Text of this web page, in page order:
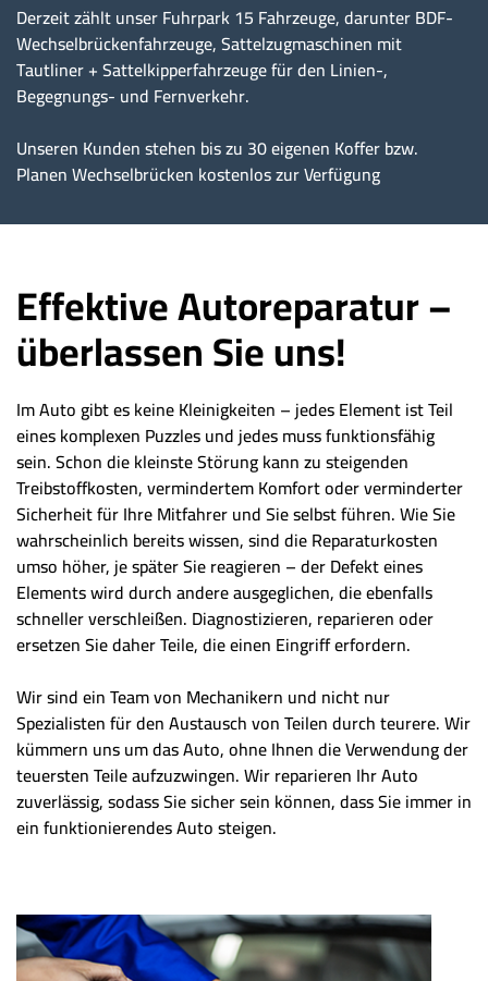
Derzeit zählt unser Fuhrpark 15 Fahrzeuge, darunter BDF-
Wechselbrückenfahrzeuge, Sattelzugmaschinen mit
Tautliner + Sattelkipperfahrzeuge für den Linien-,
Begegnungs- und Fernverkehr.
Unseren Kunden stehen bis zu 30 eigenen Koffer bzw.
Planen Wechselbrücken kostenlos zur Verfügung
Effektive Autoreparatur –
überlassen Sie uns!
Im Auto gibt es keine Kleinigkeiten – jedes Element ist Teil
eines komplexen Puzzles und jedes muss funktionsfähig
sein. Schon die kleinste Störung kann zu steigenden
Treibstoffkosten, vermindertem Komfort oder verminderter
Sicherheit für Ihre Mitfahrer und Sie selbst führen. Wie Sie
wahrscheinlich bereits wissen, sind die Reparaturkosten
umso höher, je später Sie reagieren – der Defekt eines
Elements wird durch andere ausgeglichen, die ebenfalls
schneller verschleißen. Diagnostizieren, reparieren oder
ersetzen Sie daher Teile, die einen Eingriff erfordern.
Wir sind ein Team von Mechanikern und nicht nur
Spezialisten für den Austausch von Teilen durch teurere. Wir
kümmern uns um das Auto, ohne Ihnen die Verwendung der
teuersten Teile aufzuzwingen. Wir reparieren Ihr Auto
zuverlässig, sodass Sie sicher sein können, dass Sie immer in
ein funktionierendes Auto steigen.